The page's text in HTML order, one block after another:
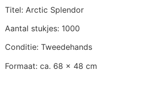
Titel: Arctic Splendor
Aantal stukjes: 1000
Conditie: Tweedehands
Formaat: ca. 68 x 48 cm